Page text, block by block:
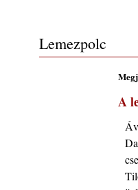
2026. augusztus
eseménye:
2026. augusztus
2026-os
tudok… 19.
Dixieland
augusztus 21-
2026. augusztus
Lemezpolc
A